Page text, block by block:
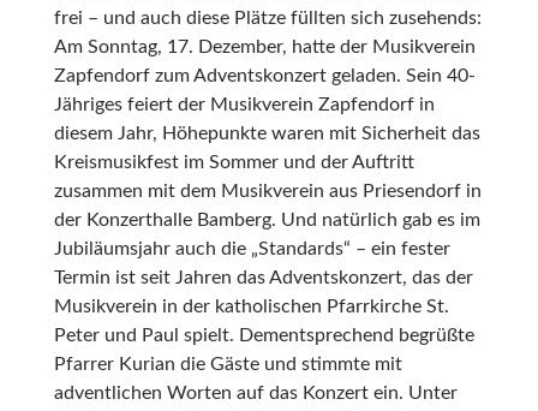
frei – und auch diese Plätze füllten sich zusehends:
Am Sonntag, 17. Dezember, hatte der Musikverein
Zapfendorf zum Adventskonzert geladen. Sein 40-
Jähriges feiert der Musikverein Zapfendorf in
diesem Jahr, Höhepunkte waren mit Sicherheit das
Kreismusikfest im Sommer und der Auftritt
zusammen mit dem Musikverein aus Priesendorf in
der Konzerthalle Bamberg. Und natürlich gab es im
Jubiläumsjahr auch die „Standards“ – ein fester
Termin ist seit Jahren das Adventskonzert, das der
Musikverein in der katholischen Pfarrkirche St.
Peter und Paul spielt. Dementsprechend begrüßte
Pfarrer Kurian die Gäste und stimmte mit
adventlichen Worten auf das Konzert ein. Unter